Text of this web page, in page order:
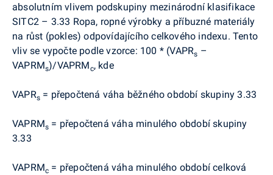
absolutním vlivem podskupiny mezinárodní klasifikace
SITC2 – 3.33 Ropa, ropné výrobky a příbuzné materiály
na růst (pokles) odpovídajícího celkového indexu. Tento
vliv se vypočte podle vzorce: 100 * (VAPRs –
VAPRMs)/VAPRMc, kde
VAPRs = přepočtená váha běžného období skupiny 3.33
VAPRMs = přepočtená váha minulého období skupiny
3.33
VAPRMc = přepočtená váha minulého období celková